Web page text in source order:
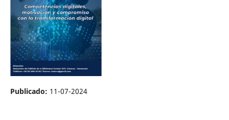
Publicado: 11-07-2024